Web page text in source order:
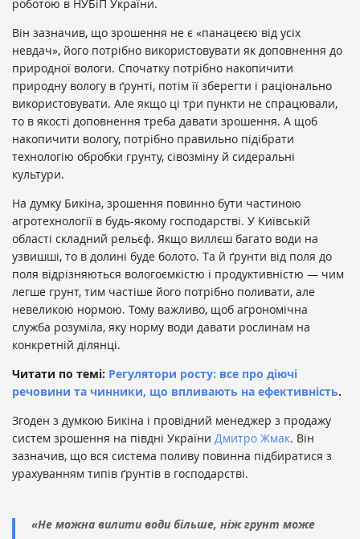
роботою в НУБіП України.
Він зазначив, що зрошення не є «панацеєю від усіх
невдач», його потрібно використовувати як доповнення до
природної вологи. Спочатку потрібно накопичити
природну вологу в ґрунті, потім її зберегти і раціонально
використовувати. Але якщо ці три пункти не спрацювали,
то в якості доповнення треба давати зрошення. А щоб
накопичити вологу, потрібно правильно підібрати
технологію обробки грунту, сівозміну й сидеральні
культури.
На думку Бикіна, зрошення повинно бути частиною
агротехнології в будь-якому господарстві. У Київській
області складний рельєф. Якщо виллєш багато води на
узвишші, то в долині буде болото. Та й ґрунти від поля до
поля відрізняються вологоємкістю і продуктивністю — чим
легше грунт, тим частіше його потрібно поливати, але
невеликою нормою. Тому важливо, щоб агрономічна
служба розуміла, яку норму води давати рослинам на
конкретній ділянці.
Читати по темі: Регулятори росту: все про діючі
речовини та чинники, що впливають на ефективність.
Згоден з думкою Бикіна і провідний менеджер з продажу
систем зрошення на півдні України Дмитро Жмак. Він
зазначив, що вся система поливу повинна підбиратися з
урахуванням типів ґрунтів в господарстві.
«Не можна вилити води більше, ніж грунт може